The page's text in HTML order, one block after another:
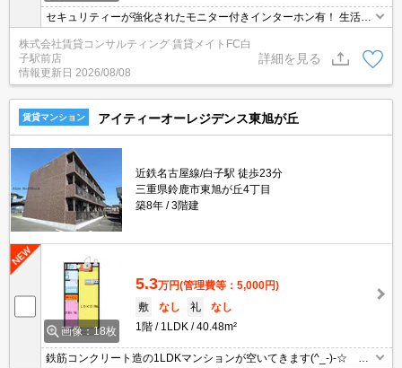
セキュリティーが強化されたモニター付きインターホン有！ 生活音
の気になる方に人気の角部屋！お隣り様が少ないので、生活音が軽
減されます◎玄関前を通る人が少なくなるのも良いところ。
株式会社賃貸コンサルティング 賃貸メイトFC白
子駅前店
情報更新日 2026/08/08
詳細を見る
賃貸マンション アイティーオーレジデンス東旭が丘
近鉄名古屋線/白子駅 徒歩23分
三重県鈴鹿市東旭が丘4丁目
築8年
3階建
画像：18枚
5.3万円(管理費等：5,000円)
敷
なし 礼
なし
1階
1LDK 40.48m²
鉄筋コンクリート造の1LDKマンションが空いてきます(^_-)-☆ 近